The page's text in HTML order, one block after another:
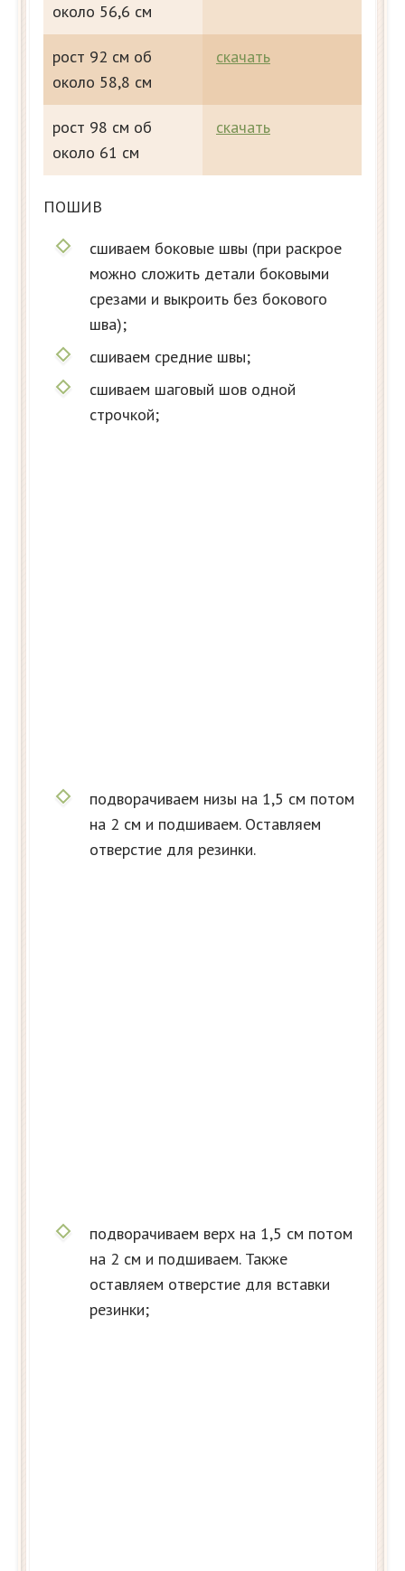
около 56,6 см
рост 92 см об
около 58,8 см
скачать
рост 98 см об
около 61 см
скачать
ПОШИВ
сшиваем боковые швы (при раскрое
можно сложить детали боковыми
срезами и выкроить без бокового
шва);
сшиваем средние швы;
сшиваем шаговый шов одной
строчкой;
подворачиваем низы на 1,5 см потом
на 2 см и подшиваем. Оставляем
отверстие для резинки.
подворачиваем верх на 1,5 см потом
на 2 см и подшиваем. Также
оставляем отверстие для вставки
резинки;